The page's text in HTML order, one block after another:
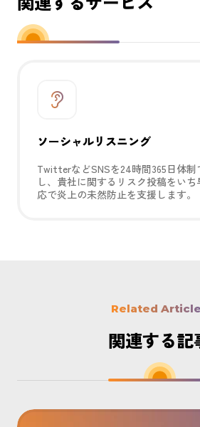
ソーシャルリスニング
TwitterなどSNSを24時間365日体
し、貴社に関するリスク投稿をい
応で炎上の未然防止を支援します。
Related
関連する記